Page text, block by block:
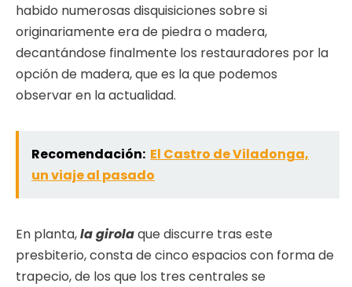
habido numerosas disquisiciones sobre si
originariamente era de piedra o madera,
decantándose finalmente los restauradores por la
opción de madera, que es la que podemos
observar en la actualidad.
Recomendación: El Castro de Viladonga,
un viaje al pasado
En planta,la girolaque discurre tras este
presbiterio, consta de cinco espacios con forma de
trapecio, de los que los tres centrales se